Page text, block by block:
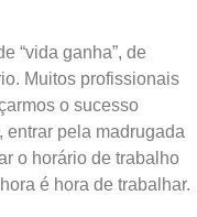
“vida ganha”, de
Muitos profissionais
o sucesso
entrar pela madrugada
o horário de trabalho
é hora de trabalhar.